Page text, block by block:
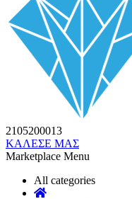
2105200013
ΚΑΛΕΣΕ ΜΑΣ
Marketplace Menu
All categories